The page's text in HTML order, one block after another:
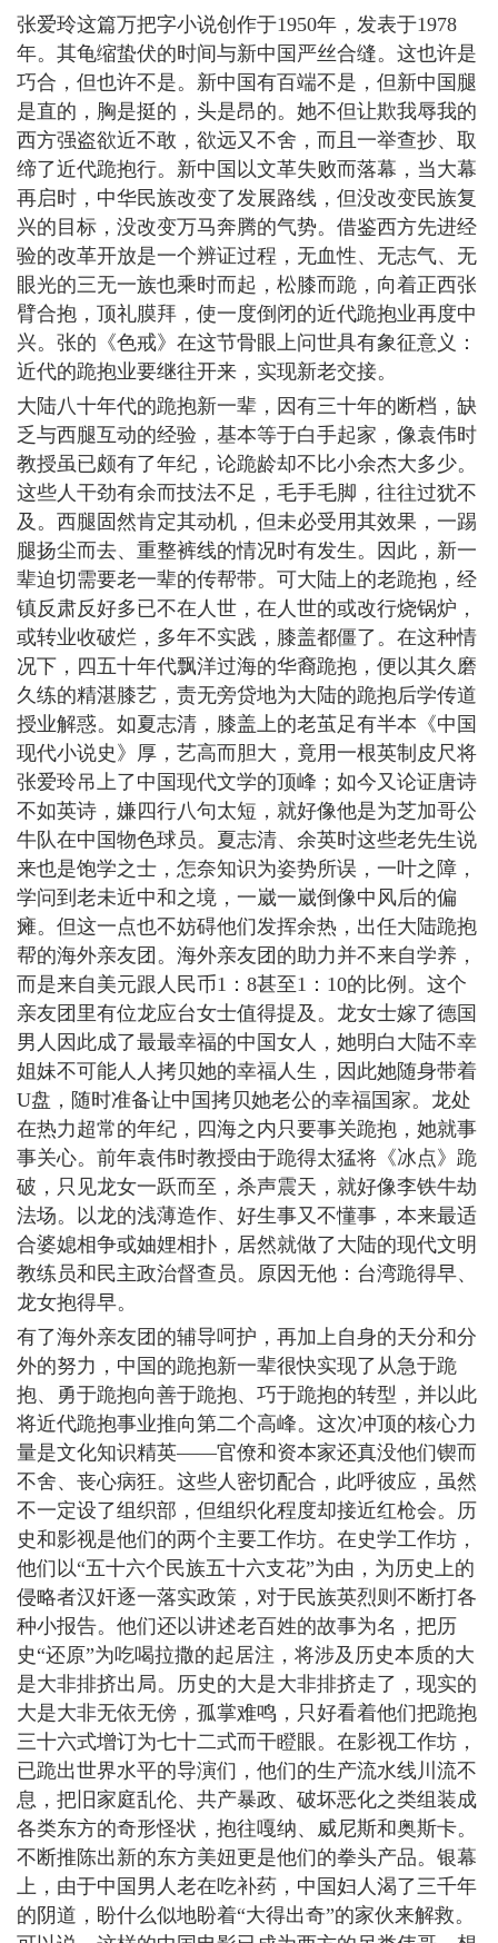
张爱玲这篇万把字小说创作于1950年，发表于1978
年。其龟缩蛰伏的时间与新中国严丝合缝。这也许是
巧合，但也许不是。新中国有百端不是，但新中国腿
是直的，胸是挺的，头是昂的。她不但让欺我辱我的
西方强盗欲近不敢，欲远又不舍，而且一举查抄、取
缔了近代跪抱行。新中国以文革失败而落幕，当大幕
再启时，中华民族改变了发展路线，但没改变民族复
兴的目标，没改变万马奔腾的气势。借鉴西方先进经
验的改革开放是一个辨证过程，无血性、无志气、无
眼光的三无一族也乘时而起，松膝而跪，向着正西张
臂合抱，顶礼膜拜，使一度倒闭的近代跪抱业再度中
兴。张的《色戒》在这节骨眼上问世具有象征意义：
近代的跪抱业要继往开来，实现新老交接。
大陆八十年代的跪抱新一辈，因有三十年的断档，缺
乏与西腿互动的经验，基本等于白手起家，像袁伟时
教授虽已颇有了年纪，论跪龄却不比小余杰大多少。
这些人干劲有余而技法不足，毛手毛脚，往往过犹不
及。西腿固然肯定其动机，但未必受用其效果，一踢
腿扬尘而去、重整裤线的情况时有发生。因此，新一
辈迫切需要老一辈的传帮带。可大陆上的老跪抱，经
镇反肃反好多已不在人世，在人世的或改行烧锅炉，
或转业收破烂，多年不实践，膝盖都僵了。在这种情
况下，四五十年代飘洋过海的华裔跪抱，便以其久磨
久练的精湛膝艺，责无旁贷地为大陆的跪抱后学传道
授业解惑。如夏志清，膝盖上的老茧足有半本《中国
现代小说史》厚，艺高而胆大，竟用一根英制皮尺将
张爱玲吊上了中国现代文学的顶峰；如今又论证唐诗
不如英诗，嫌四行八句太短，就好像他是为芝加哥公
牛队在中国物色球员。夏志清、余英时这些老先生说
来也是饱学之士，怎奈知识为姿势所误，一叶之障，
学问到老未近中和之境，一崴一崴倒像中风后的偏
瘫。但这一点也不妨碍他们发挥余热，出任大陆跪抱
帮的海外亲友团。海外亲友团的助力并不来自学养，
而是来自美元跟人民币1：8甚至1：10的比例。这个
亲友团里有位龙应台女士值得提及。龙女士嫁了德国
男人因此成了最最幸福的中国女人，她明白大陆不幸
姐妹不可能人人拷贝她的幸福人生，因此她随身带着
U盘，随时准备让中国拷贝她老公的幸福国家。龙处
在热力超常的年纪，四海之内只要事关跪抱，她就事
事关心。前年袁伟时教授由于跪得太猛将《冰点》跪
破，只见龙女一跃而至，杀声震天，就好像李铁牛劫
法场。以龙的浅薄造作、好生事又不懂事，本来最适
合婆媳相争或妯娌相扑，居然就做了大陆的现代文明
教练员和民主政治督查员。原因无他：台湾跪得早、
龙女抱得早。
有了海外亲友团的辅导呵护，再加上自身的天分和分
外的努力，中国的跪抱新一辈很快实现了从急于跪
抱、勇于跪抱向善于跪抱、巧于跪抱的转型，并以此
将近代跪抱事业推向第二个高峰。这次冲顶的核心力
量是文化知识精英——官僚和资本家还真没他们锲而
不舍、丧心病狂。这些人密切配合，此呼彼应，虽然
不一定设了组织部，但组织化程度却接近红枪会。历
史和影视是他们的两个主要工作坊。在史学工作坊，
他们以“五十六个民族五十六支花”为由，为历史上的
侵略者汉奸逐一落实政策，对于民族英烈则不断打各
种小报告。他们还以讲述老百姓的故事为名，把历
史“还原”为吃喝拉撒的起居注，将涉及历史本质的大
是大非排挤出局。历史的大是大非排挤走了，现实的
大是大非无依无傍，孤掌难鸣，只好看着他们把跪抱
三十六式增订为七十二式而干瞪眼。在影视工作坊，
已跪出世界水平的导演们，他们的生产流水线川流不
息，把旧家庭乱伦、共产暴政、破坏恶化之类组装成
各类东方的奇形怪状，抱往嘎纳、威尼斯和奥斯卡。
不断推陈出新的东方美妞更是他们的拳头产品。银幕
上，由于中国男人老在吃补药，中国妇人渴了三千年
的阴道，盼什么似地盼着“大得出奇”的家伙来解救。